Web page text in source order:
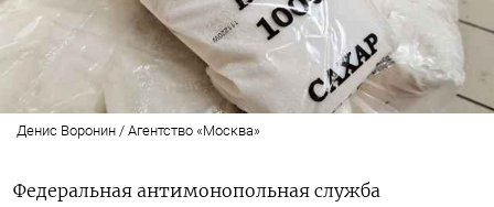
Денис Воронин / Агентство «Москва»
Федеральная антимонопольная служба